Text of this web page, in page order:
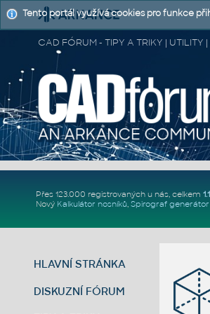
CAD FÓRUM - TIPY A TRIKY |
Přes 123.000 registrovaných u nás, celkem
Nový Kalkulátor nosníků, Spirograf generátor
HLAVNÍ STRÁNKA
DISKUZNÍ FÓRUM
Tento portál využívá cookies pro funkce